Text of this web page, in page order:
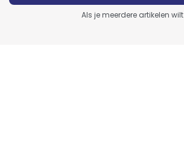
PoffertjesAls je meerdere artikelen wilt